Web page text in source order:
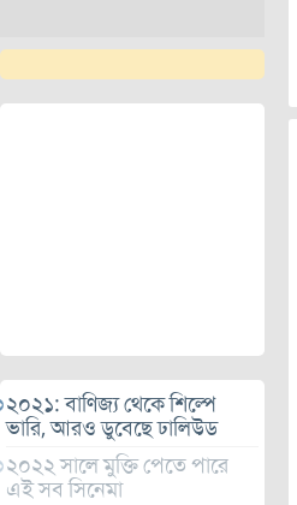
২০২১: বাণিজ্য থেকে শিল্পে
ভারি, আরও ডুবেছে ঢালিউড
২০২২ সালে মুক্তি পেতে পারে
এই সব সিনেমা